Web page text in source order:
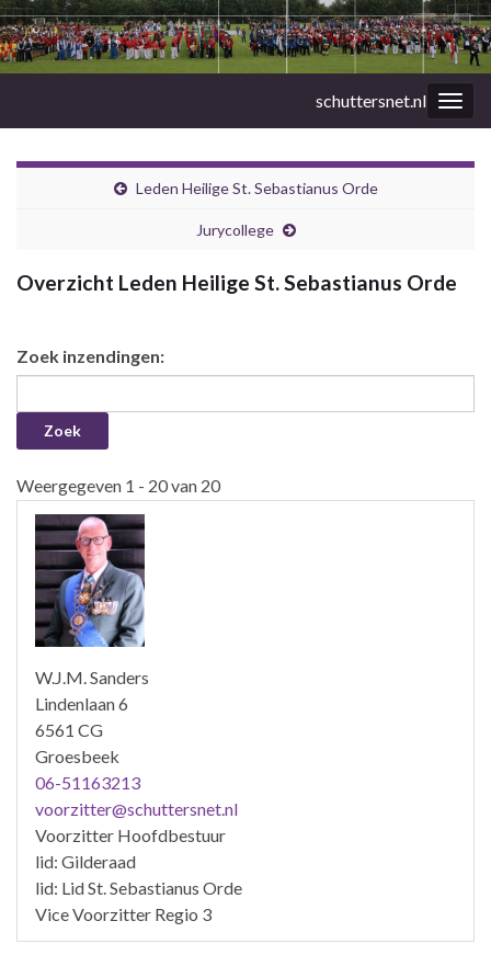
schuttersnet.nl
Leden Heilige St. Sebastianus Orde
Jurycollege
Overzicht Leden Heilige St. Sebastianus Orde
Zoek inzendingen:
Weergegeven 1 - 20 van 20
W.J.M. Sanders
Lindenlaan 6
6561 CG
Groesbeek
06-51163213
voorzitter@schuttersnet.nl
Voorzitter Hoofdbestuur
lid: Gilderaad
lid: Lid St. Sebastianus Orde
Vice Voorzitter Regio 3